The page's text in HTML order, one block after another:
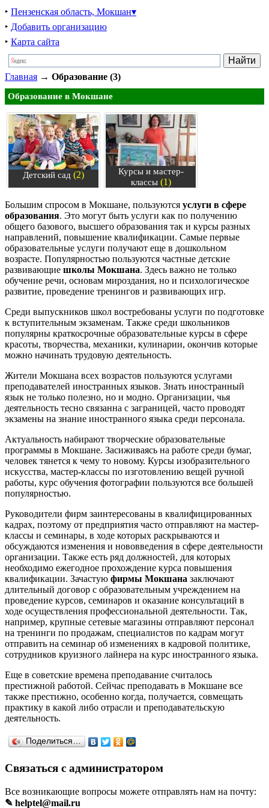
‣ Пензенская область, Мокшан▾
‣ Добавить организацию
‣ Карта сайта
Главная → Образование (3)
Образование в Мокшане
Детский сад (2)
Курсы и мастер-
классы(1)
Большим спросом в Мокшане, пользуются услуги в сфере
образования. Это могут быть услуги как по получению
общего базового, высшего образования так и курсы разных
направлений, повышение квалификации. Самые первые
образовательные услуги получают еще в дошкольном
возрасте. Популярностью пользуются частные детские
развивающие школы Мокшана. Здесь важно не только
обучение речи, основам мироздания, но и психологическое
развитие, проведение тренингов и развивающих игр.
Среди выпускников школ востребованы услуги по подготовке
к вступительным экзаменам. Также среди школьников
популярны краткосрочные образовательные курсы в сфере
красоты, творчества, механики, кулинарии, окончив которые
можно начинать трудовую деятельность.
Жители Мокшана всех возрастов пользуются услугами
преподавателей иностранных языков. Знать иностранный
язык не только полезно, но и модно. Организации, чья
деятельность тесно связанна с заграницей, часто проводят
экзамены на знание иностранного языка среди персонала.
Актуальность набирают творческие образовательные
программы в Мокшане. Засиживаясь на работе среди бумаг,
человек тянется к чему то новому. Курсы изобразительного
искусства, мастер-классы по изготовлению вещей ручной
работы, курс обучения фотографии пользуются все большей
популярностью.
Руководители фирм заинтересованы в квалифицированных
кадрах, поэтому от предприятия часто отправляют на мастер-
классы и семинары, в ходе которых раскрываются и
обсуждаются изменения и нововведения в сфере деятельности
организации. Также есть ряд должностей, для которых
необходимо ежегодное прохождение курса повышения
квалификации. Зачастую фирмы Мокшана заключают
длительный договор с образовательным учреждением на
проведение курсов, семинаров и оказание консультаций в
ходе осуществления профессиональной деятельности. Так,
например, крупные сетевые магазины отправляют персонал
на тренинги по продажам, специалистов по кадрам могут
отправить на семинар об изменениях в кадровой политике,
сотрудников круизного лайнера на курс иностранного языка.
Еще в советские времена преподавание считалось
престижной работой. Сейчас преподавать в Мокшане все
также престижно, особенно когда, получается, совмещать
практику в какой либо отрасли и преподавательскую
деятельность.
Поделиться…
Связаться с администратором
Все возникающие вопросы можете отправлять нам на почту:
✎ helptel@mail.ru